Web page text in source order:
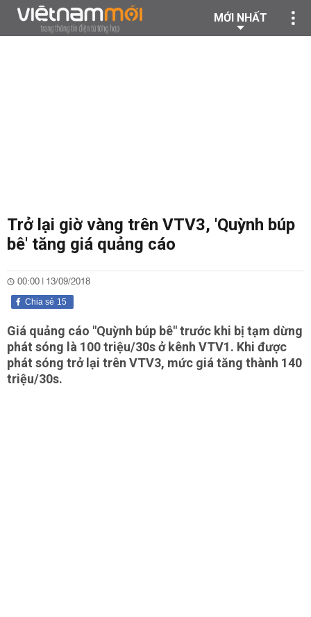
MỚI NHẤT
Trở lại giờ vàng trên VTV3, 'Quỳnh búp
bê' tăng giá quảng cáo
00:00 | 13/09/2018
15
Chia sẻ
Giá quảng cáo "Quỳnh búp bê" trước khi bị tạm dừng
phát sóng là 100 triệu/30s ở kênh VTV1. Khi được
phát sóng trở lại trên VTV3, mức giá tăng thành 140
triệu/30s.